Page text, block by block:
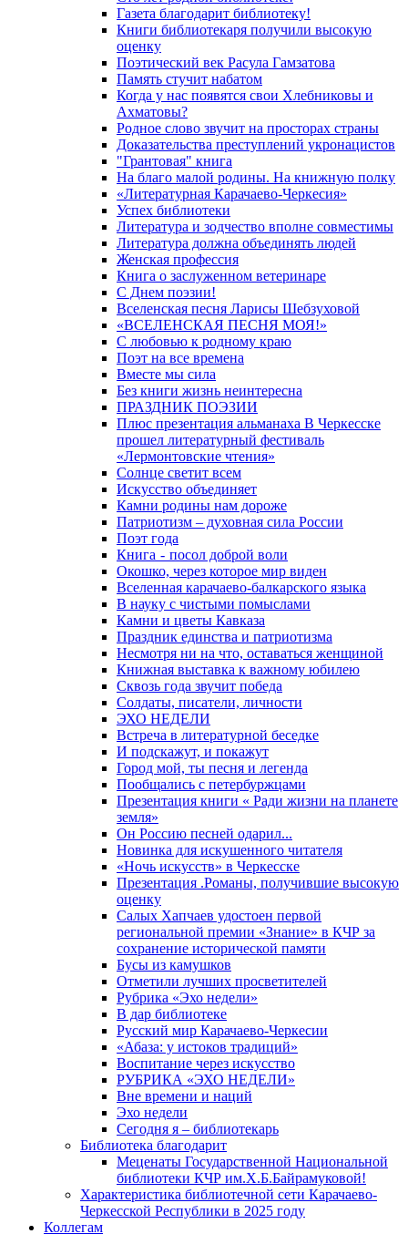
Газета благодарит библиотеку!
Книги библиотекаря получили высокую
оценку
Поэтический век Расула Гамзатова
Память стучит набатом
Когда у нас появятся свои Хлебниковы и
Ахматовы?
Родное слово звучит на просторах страны
Доказательства преступлений укронацистов
"Грантовая" книга
На благо малой родины. На книжную полку
«Литературная Карачаево-Черкесия»
Успех библиотеки
Литература и зодчество вполне совместимы
Литература должна объединять людей
Женская профессия
Книга о заслуженном ветеринаре
С Днем поэзии!
Вселенская песня Ларисы Шебзуховой
«ВСЕЛЕНСКАЯ ПЕСНЯ МОЯ!»
С любовью к родному краю
Поэт на все времена
Вместе мы сила
Без книги жизнь неинтересна
ПРАЗДНИК ПОЭЗИИ
Плюс презентация альманаха В Черкесске
прошел литературный фестиваль
«Лермонтовские чтения»
Солнце светит всем
Искусство объединяет
Камни родины нам дороже
Патриотизм – духовная сила России
Поэт года
Книга - посол доброй воли
Окошко, через которое мир виден
Вселенная карачаево-балкарского языка
В науку с чистыми помыслами
Камни и цветы Кавказа
Праздник единства и патриотизма
Несмотря ни на что, оставаться женщиной
Книжная выставка к важному юбилею
Сквозь года звучит победа
Солдаты, писатели, личности
ЭХО НЕДЕЛИ
Встреча в литературной беседке
И подскажут, и покажут
Город мой, ты песня и легенда
Пообщались с петербуржцами
Презентация книги « Ради жизни на планете
земля»
Он Россию песней одарил...
Новинка для искушенного читателя
«Ночь искусств» в Черкесске
Презентация .Романы, получившие высокую
оценку
Салых Хапчаев удостоен первой
региональной премии «Знание» в КЧР за
сохранение исторической памяти
Бусы из камушков
Отметили лучших просветителей
Рубрика «Эхо недели»
В дар библиотеке
Русский мир Карачаево-Черкесии
«Абаза: у истоков традиций»
Воспитание через искусство
РУБРИКА «ЭХО НЕДЕЛИ»
Вне времени и наций
Эхо недели
Сегодня я – библиотекарь
Библиотека благодарит
Меценаты Государственной Национальной
библиотеки КЧР им.Х.Б.Байрамуковой!
Характеристика библиотечной сети Карачаево-
Черкесской Республики в 2025 году
Коллегам